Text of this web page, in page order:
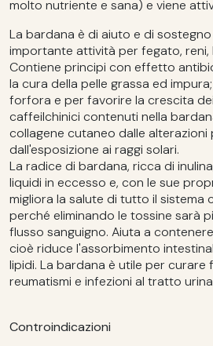
molto nutriente e sana) e viene
La bardana è di aiuto e di
importante attività per fegato, reni,
Contiene principi con effetto
la cura della pelle grassa ed
forfora e per favorire la crescita
caffeilchinici contenuti nella
collagene cutaneo dalle
dall'esposizione ai raggi solari.
La radice di bardana, ricca di
liquidi in eccesso e, con le sue
migliora la salute di tutto il sistema
perché eliminando le tossine sarà
flusso sanguigno. Aiuta a
cioè riduce l'assorbimento
lipidi. La bardana è utile per
reumatismi e infezioni al tratto
Controindicazioni